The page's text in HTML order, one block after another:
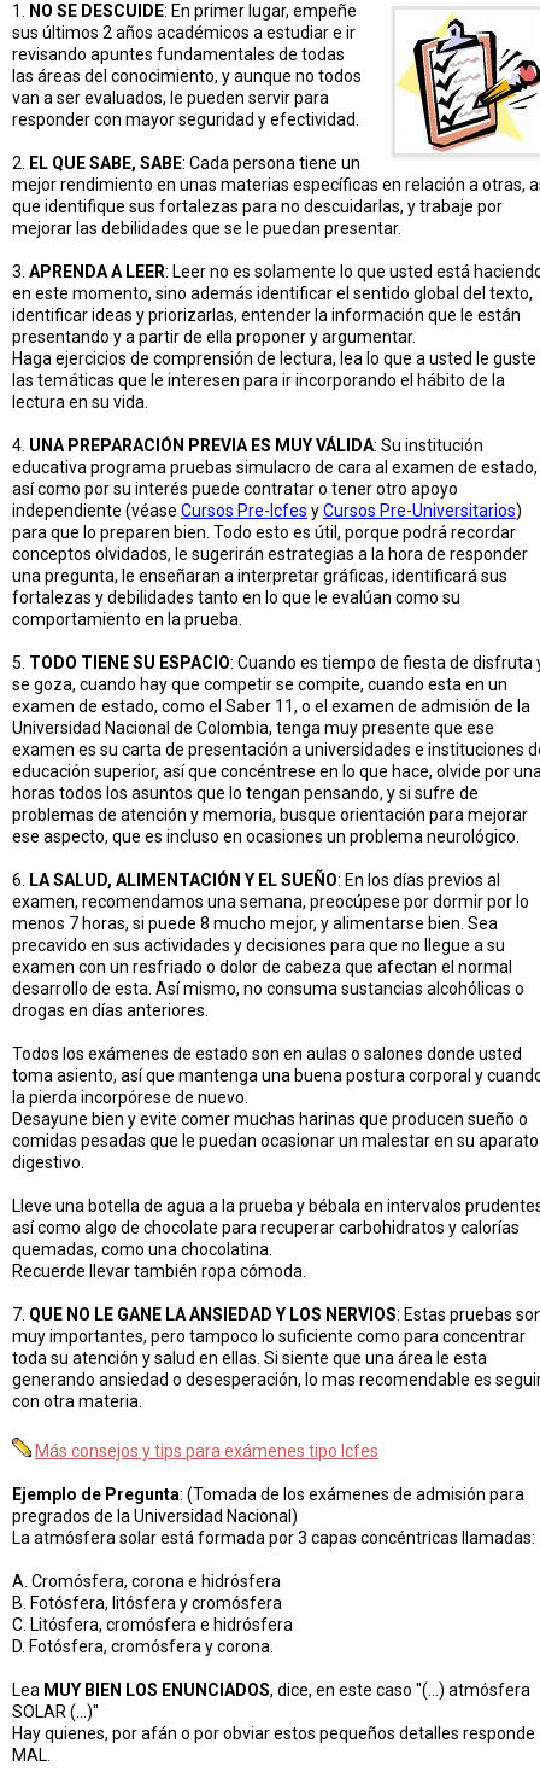
1. NO SE DESCUIDE: En primer lugar, empeñe
sus últimos 2 años académicos a estudiar e ir
revisando apuntes fundamentales de todas
las áreas del conocimiento, y aunque no todos
van a ser evaluados, le pueden servir para
responder con mayor seguridad y efectividad.
2. EL QUE SABE, SABE: Cada persona tiene un
mejor rendimiento en unas materias específicas en relación a otras,
que identifique sus fortalezas para no descuidarlas, y trabaje por
mejorar las debilidades que se le puedan presentar.
3. APRENDA A LEER: Leer no es solamente lo que usted está
en este momento, sino además identificar el sentido global del texto,
identificar ideas y priorizarlas, entender la información que le están
presentando y a partir de ella proponer y argumentar.
Haga ejercicios de comprensión de lectura, lea lo que a usted le guste
las temáticas que le interesen para ir incorporando el hábito de la
lectura en su vida.
4. UNA PREPARACIÓN PREVIA ES MUY VÁLIDA: Su institución
educativa programa pruebas simulacro de cara al examen de estado,
así como por su interés puede contratar o tener otro apoyo
independiente (véase Cursos Pre-Icfes yCursos Pre-Universitarios)
para que lo preparen bien. Todo esto es útil, porque podrá recordar
conceptos olvidados, le sugerirán estrategias a la hora de responder
una pregunta, le enseñaran a interpretar gráficas, identificará sus
fortalezas y debilidades tanto en lo que le evalúan como su
comportamiento en la prueba.
5. TODO TIENE SU ESPACIO: Cuando es tiempo de fiesta de disfruta
se goza, cuando hay que competir se compite, cuando esta en un
examen de estado, como el Saber 11, o el examen de admisión de la
Universidad Nacional de Colombia, tenga muy presente que ese
examen es su carta de presentación a universidades e instituciones
educación superior, así que concéntrese en lo que hace, olvide por
horas todos los asuntos que lo tengan pensando, y si sufre de
problemas de atención y memoria, busque orientación para mejorar
ese aspecto, que es incluso en ocasiones un problema neurológico.
6. LA SALUD, ALIMENTACIÓN Y EL SUEÑO: En los días previos al
examen, recomendamos una semana, preocúpese por dormir por lo
menos 7 horas, si puede 8 mucho mejor, y alimentarse bien. Sea
precavido en sus actividades y decisiones para que no llegue a su
examen con un resfriado o dolor de cabeza que afectan el normal
desarrollo de esta. Así mismo, no consuma sustancias alcohólicas o
drogas en días anteriores.
Todos los exámenes de estado son en aulas o salones donde usted
toma asiento, así que mantenga una buena postura corporal y
la pierda incorpórese de nuevo.
Desayune bien y evite comer muchas harinas que producen sueño o
comidas pesadas que le puedan ocasionar un malestar en su aparato
digestivo.
Lleve una botella de agua a la prueba y bébala en intervalos
así como algo de chocolate para recuperar carbohidratos y calorías
quemadas, como una chocolatina.
Recuerde llevar también ropa cómoda.
7. QUE NO LE GANE LA ANSIEDAD Y LOS NERVIOS: Estas pruebas
muy importantes, pero tampoco lo suficiente como para concentrar
toda su atención y salud en ellas. Si siente que una área le esta
generando ansiedad o desesperación, lo mas recomendable es
con otra materia.
Más consejos y tips para exámenes tipo Icfes
Ejemplo de Pregunta: (Tomada de los exámenes de admisión para
pregrados de la Universidad Nacional)
La atmósfera solar está formada por 3 capas concéntricas llamadas:
A. Cromósfera, corona e hidrósfera
B. Fotósfera, litósfera y cromósfera
C. Litósfera, cromósfera e hidrósfera
D. Fotósfera, cromósfera y corona.
Lea MUY BIEN LOS ENUNCIADOS, dice, en este caso "(...) atmósfera
SOLAR (...)"
Hay quienes, por afán o por obviar estos pequeños detalles responde
MAL.